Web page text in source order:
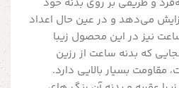
می‌دهد و در عین حال اعداد
نیز در این محصول زیبا
که بدنه ساعت از رزین
بسیار بالایی دارد.